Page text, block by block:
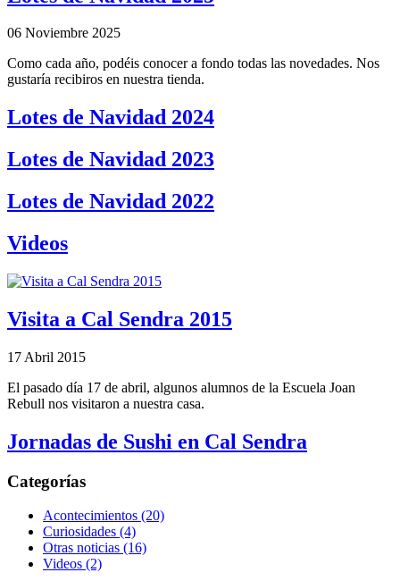
06 Noviembre 2025
Como cada año, podéis conocer a fondo todas las novedades. Nos
gustaría recibiros en nuestra tienda.
Lotes de Navidad 2024
Lotes de Navidad 2023
Lotes de Navidad 2022
Videos
Visita a Cal Sendra 2015
17 Abril 2015
El pasado día 17 de abril, algunos alumnos de la Escuela Joan
Rebull nos visitaron a nuestra casa.
Jornadas de Sushi en Cal Sendra
Categorías
Acontecimientos (20)
Curiosidades (4)
Otras noticias (16)
Videos (2)